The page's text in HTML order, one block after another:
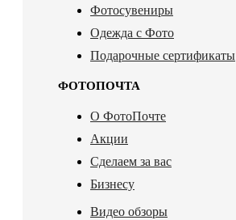
Фотосувениры
Одежда с Фото
Подарочные сертификаты
ФОТОПОЧТА
О ФотоПочте
Акции
Сделаем за вас
Бизнесу
Видео обзоры